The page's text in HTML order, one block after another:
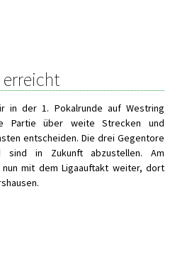
erreicht
in der 1. Pokalrunde auf Westring
Partie über weite Strecken und
entscheiden. Die drei Gegentore
sind in Zukunft abzustellen. Am
mit dem Ligaauftakt weiter, dort